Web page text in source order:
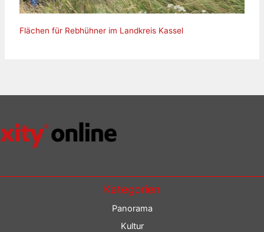
Flächen für Rebhühner im Landkreis Kassel
Kategorien
Panorama
Kultur